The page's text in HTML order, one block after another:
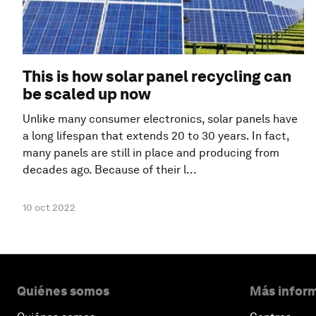
This is how solar panel recycling can
be scaled up now
Unlike many consumer electronics, solar panels have
a long lifespan that extends 20 to 30 years. In fact,
many panels are still in place and producing from
decades ago. Because of their l...
10 oct 2022
Quiénes somos Más